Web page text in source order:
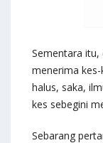
Sementara
menerima
halus, saka,
kes sebegini
Sebarang